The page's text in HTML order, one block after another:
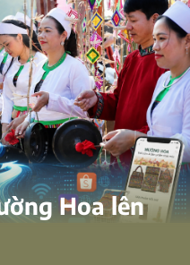
Hoa lên